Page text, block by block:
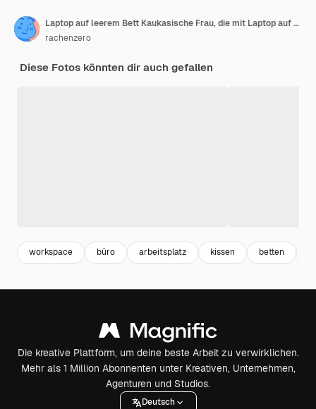
Laptop auf leerem Bett Kaukasische Frau, die mit Laptop auf dem Bett liegt
rachenzero
Diese Fotos könnten dir auch gefallen
workspace büro arbeitsplatz kissen betten
Die kreative Plattform, um deine beste Arbeit zu verwirklichen.
Mehr als 1 Million Abonnenten unter Kreativen, Unternehmen,
Agenturen und Studios.
Deutsch